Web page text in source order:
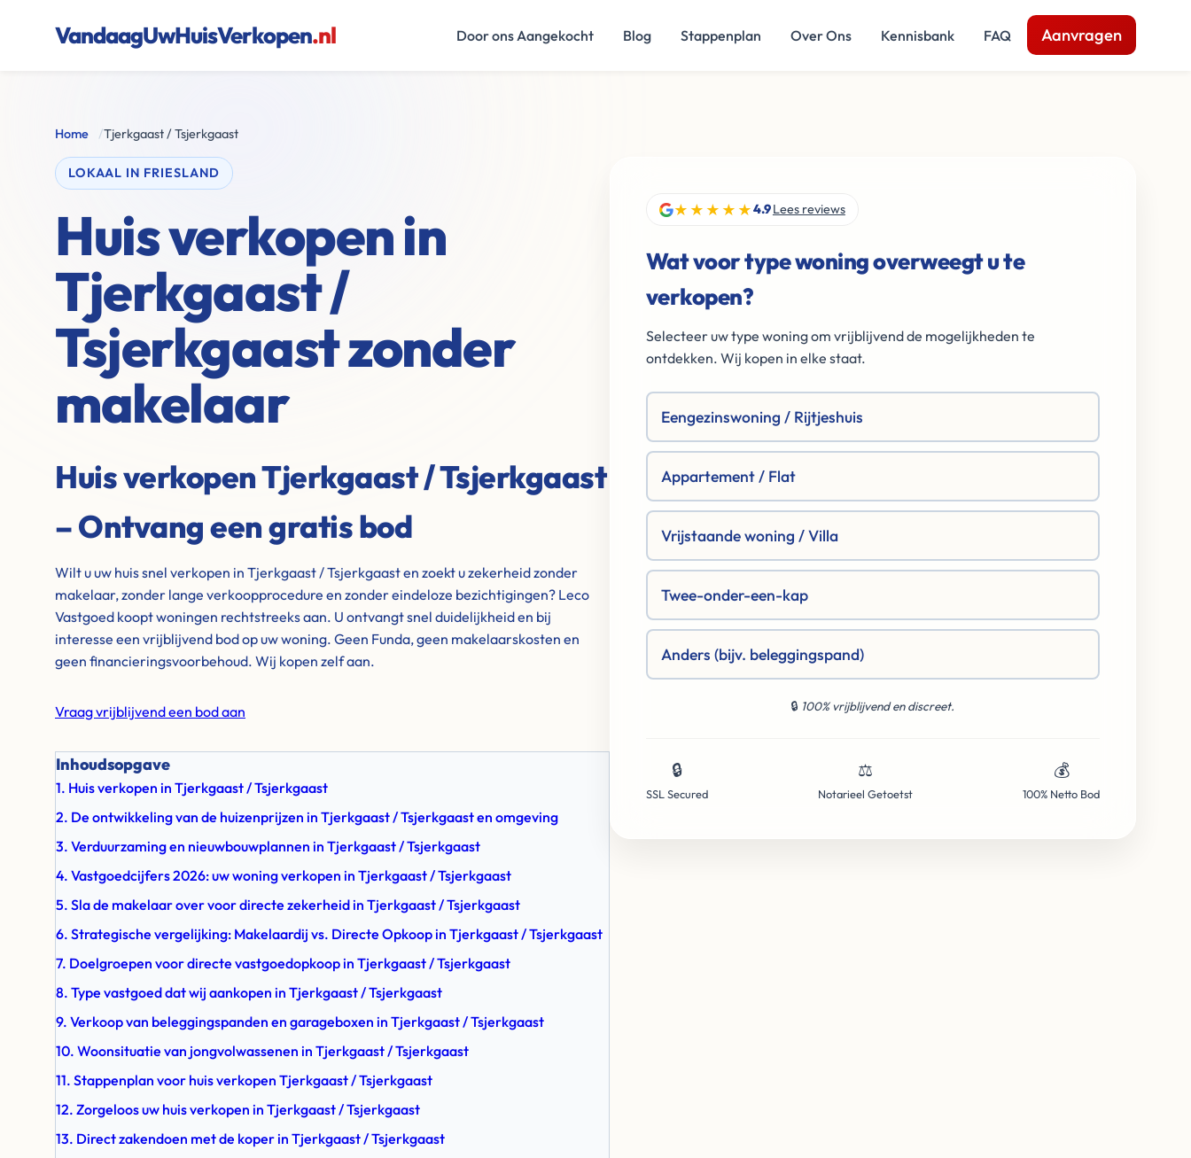
VandaagUwHuisVerkopen.nl Door ons Aangekocht Blog Stappenplan Over Ons Kennisbank FAQ Aanvragen
Home /Tjerkgaast / Tsjerkgaast
LOKAAL IN FRIESLAND
Huis verkopen in
Tjerkgaast /
Tsjerkgaast zonder
makelaar
Huis verkopen Tjerkgaast / Tsjerkgaast
– Ontvang een gratis bod
Wilt u uw huis snel verkopen in Tjerkgaast / Tsjerkgaast en zoekt u zekerheid zonder
makelaar, zonder lange verkoopprocedure en zonder eindeloze bezichtigingen? Leco
Vastgoed koopt woningen rechtstreeks aan. U ontvangt snel duidelijkheid en bij
interesse een vrijblijvend bod op uw woning. Geen Funda, geen makelaarskosten en
geen financieringsvoorbehoud. Wij kopen zelf aan.
Vraag vrijblijvend een bod aan
Inhoudsopgave
1. Huis verkopen in Tjerkgaast / Tsjerkgaast
2. De ontwikkeling van de huizenprijzen in Tjerkgaast / Tsjerkgaast en omgeving
3. Verduurzaming en nieuwbouwplannen in Tjerkgaast / Tsjerkgaast
4. Vastgoedcijfers 2026: uw woning verkopen in Tjerkgaast / Tsjerkgaast
5. Sla de makelaar over voor directe zekerheid in Tjerkgaast / Tsjerkgaast
6. Strategische vergelijking: Makelaardij vs. Directe Opkoop in Tjerkgaast / Tsjerkgaast
7. Doelgroepen voor directe vastgoedopkoop in Tjerkgaast / Tsjerkgaast
8. Type vastgoed dat wij aankopen in Tjerkgaast / Tsjerkgaast
9. Verkoop van beleggingspanden en garageboxen in Tjerkgaast / Tsjerkgaast
10. Woonsituatie van jongvolwassenen in Tjerkgaast / Tsjerkgaast
11. Stappenplan voor huis verkopen Tjerkgaast / Tsjerkgaast
12. Zorgeloos uw huis verkopen in Tjerkgaast / Tsjerkgaast
13. Direct zakendoen met de koper in Tjerkgaast / Tsjerkgaast
★★★★★4.9Lees reviews
Wat voor type woning overweegt u te
verkopen?
Selecteer uw type woning om vrijblijvend de mogelijkheden te
ontdekken. Wij kopen in elke staat.
Eengezinswoning / Rijtjeshuis
Appartement / Flat
Vrijstaande woning / Villa
Twee-onder-een-kap
Anders (bijv. beleggingspand)
🔒 100% vrijblijvend en discreet.
🔒
SSL Secured
⚖️
Notarieel Getoetst
💰
100% Netto Bod